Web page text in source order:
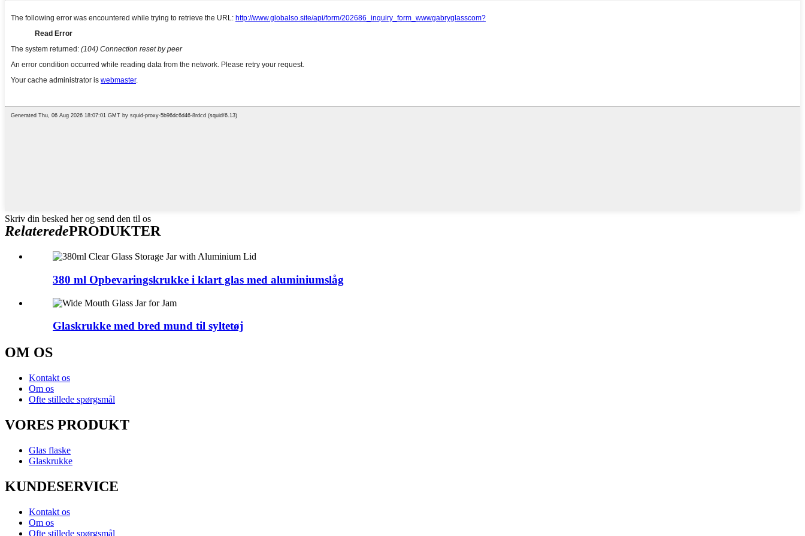
Skriv din besked her og send den til os
RelateredePRODUKTER
380 ml Opbevaringskrukke i klart glas med aluminiumslåg
Glaskrukke med bred mund til syltetøj
OM OS
Kontakt os
Om os
Ofte stillede spørgsmål
VORES PRODUKT
Glas flaske
Glaskrukke
KUNDESERVICE
Kontakt os
Om os
Ofte stillede spørgsmål